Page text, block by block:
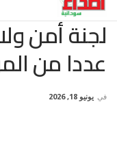
لجنة أمن
عددا من
في يونيو 18, 2026